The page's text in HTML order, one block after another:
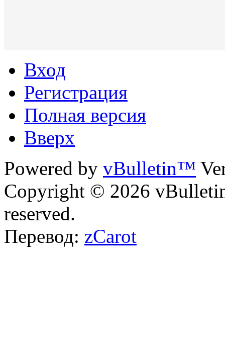
Вход
Регистрация
Полная версия
Вверх
Powered by vBulletin™
Copyright © 2026
reserved.
Перевод: zCarot